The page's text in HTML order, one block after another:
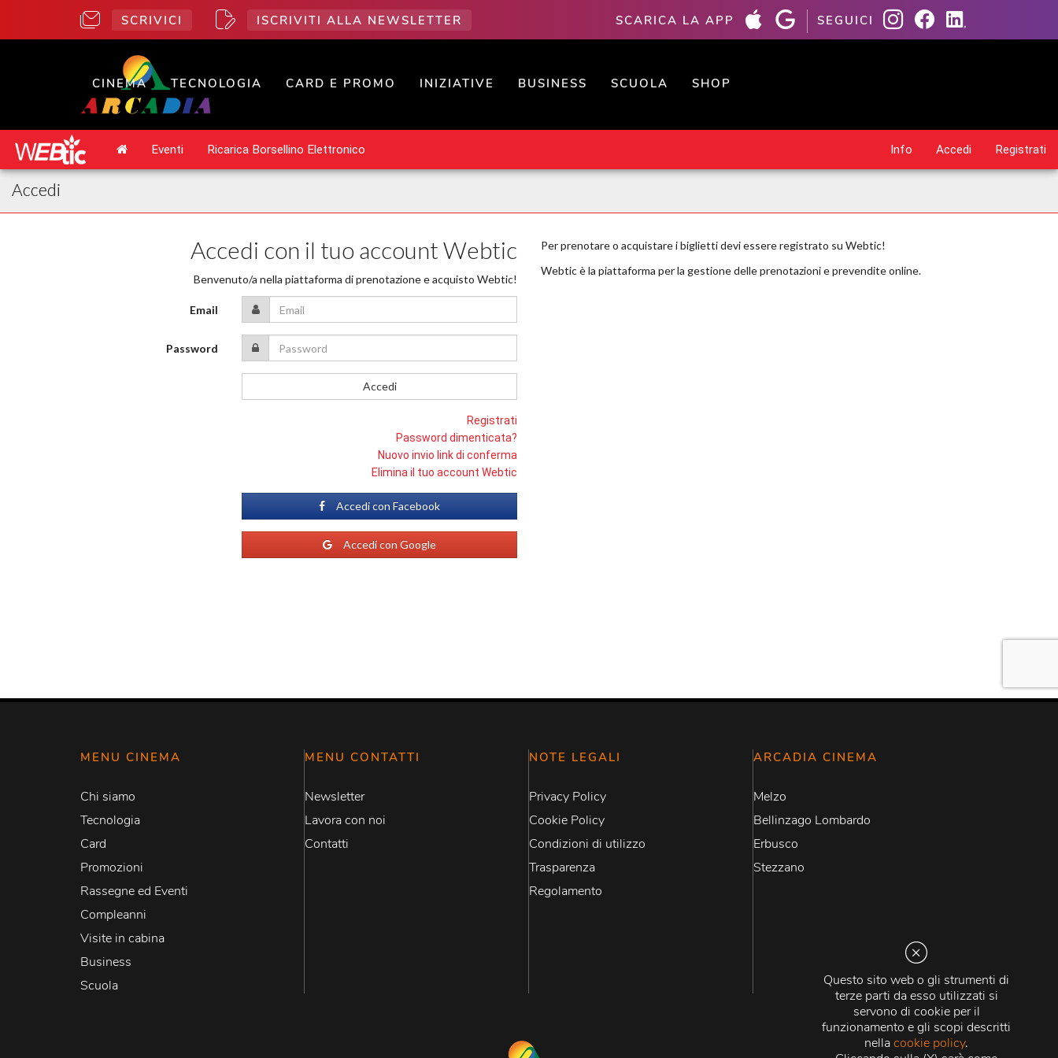
Questo sito web o gli strumenti di
terze parti da esso utilizzati si
servono di cookie per il
funzionamento e gli scopi descritti
nellacookie policy.
SCRIVICI ISCRIVITI ALLA NEWSLETTER SCARICA LA APP SEGUICI
CINEMA TECNOLOGIA CARD E PROMO INIZIATIVE BUSINESS SCUOLA SHOP
MENU CINEMA
Chi siamo
Tecnologia
Card
Promozioni
Rassegne ed Eventi
Compleanni
Visite in cabina
Business
Scuola
MENU CONTATTI
Newsletter
Lavora con noi
Contatti
NOTE LEGALI
Privacy Policy
Cookie Policy
Condizioni di utilizzo
Trasparenza
Regolamento
ARCADIA CINEMA
Melzo
Bellinzago Lombardo
Erbusco
Stezzano